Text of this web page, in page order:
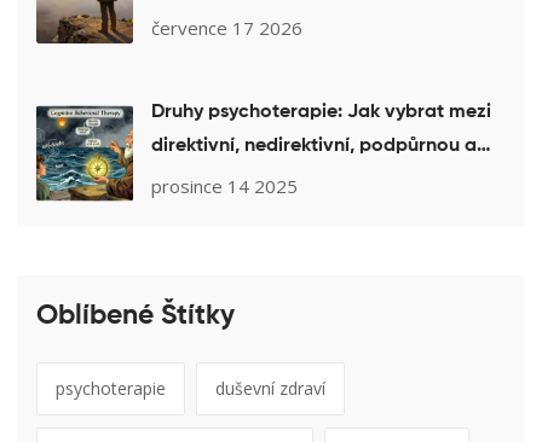
července 17 2026
Druhy psychoterapie: Jak vybrat mezi
direktivní, nedirektivní, podpůrnou a
rekonstrukční terapií
prosince 14 2025
Oblíbené Štítky
psychoterapie duševní zdraví